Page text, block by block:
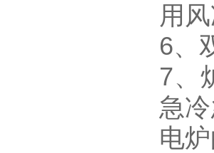
用
6、
7、
急
电